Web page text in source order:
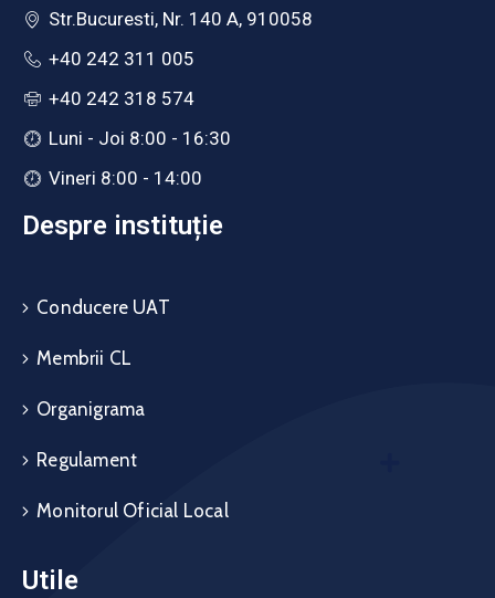
Str.Bucuresti, Nr. 140 A, 910058
+40 242 311 005
+40 242 318 574
Luni - Joi 8:00 - 16:30
Vineri 8:00 - 14:00
Despre instituție
Conducere UAT
Membrii CL
Organigrama
Regulament
Monitorul Oficial Local
Utile